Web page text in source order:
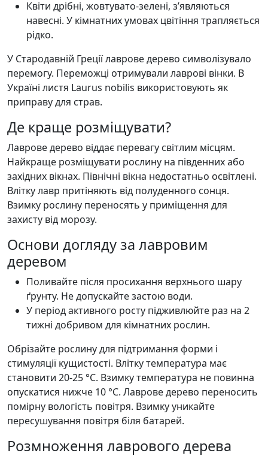
Квіти дрібні, жовтувато-зелені, з’являються
навесні. У кімнатних умовах цвітіння трапляється
рідко.
У Стародавній Греції лаврове дерево символізувало
перемогу. Переможці отримували лаврові вінки. В
Україні листя Laurus nobilis використовують як
приправу для страв.
Де краще розміщувати?
Лаврове дерево віддає перевагу світлим місцям.
Найкраще розміщувати рослину на південних або
західних вікнах. Північні вікна недостатньо освітлені.
Влітку лавр притіняють від полуденного сонця.
Взимку рослину переносять у приміщення для
захисту від морозу.
Основи догляду за лавровим
деревом
Поливайте після просихання верхнього шару
ґрунту. Не допускайте застою води.
У період активного росту підживлюйте раз на 2
тижні добривом для кімнатних рослин.
Обрізайте рослину для підтримання форми і
стимуляції кущистості. Влітку температура має
становити 20-25 °C. Взимку температура не повинна
опускатися нижче 10 °C. Лаврове дерево переносить
помірну вологість повітря. Взимку уникайте
пересушування повітря біля батарей.
Розмноження лаврового дерева